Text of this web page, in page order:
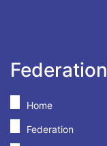
Federation
Home
Federation